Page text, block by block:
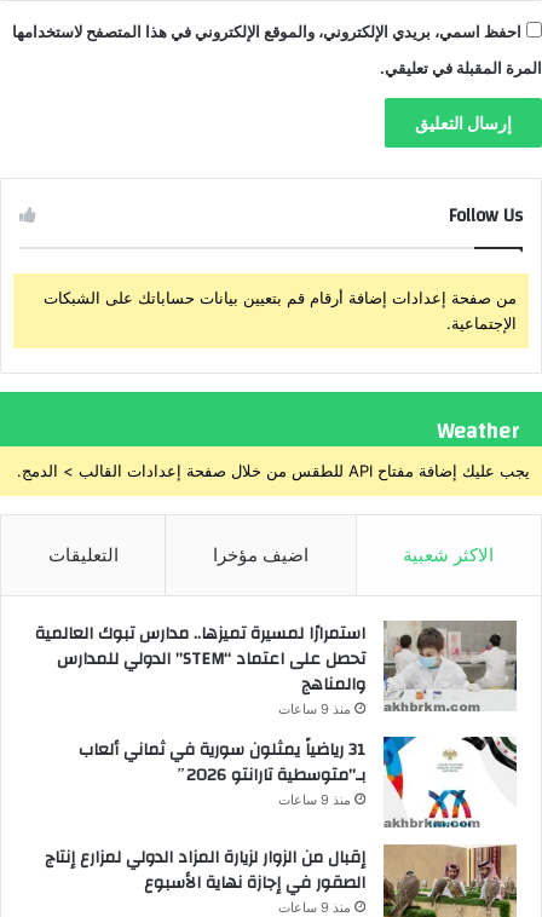
احفظ اسمي، بريدي الإلكتروني، والموقع الإلكتروني في هذا المتصفح لاستخدامها
المرة المقبلة في تعليقي.
Follow Us
من صفحة إعدادات إضافة أرقام قم بتعيين بيانات حساباتك على الشبكات
الإجتماعية.
Weather
يجب عليك إضافة مفتاح API للطقس من خلال صفحة إعدادات القالب > الدمج.
الاكثر شعبية اضيف مؤخرا التعليقات
استمرارًا لمسيرة تميزها.. مدارس تبوك العالمية
تحصل على اعتماد “STEM” الدولي للمدارس
والمناهج
منذ 9 ساعات
31 رياضياً يمثلون سورية في ثماني ألعاب
بـ”متوسطية تارانتو 2026″
منذ 9 ساعات
إقبال من الزوار لزيارة المزاد الدولي لمزارع إنتاج
الصقور في إجازة نهاية الأسبوع
منذ 9 ساعات